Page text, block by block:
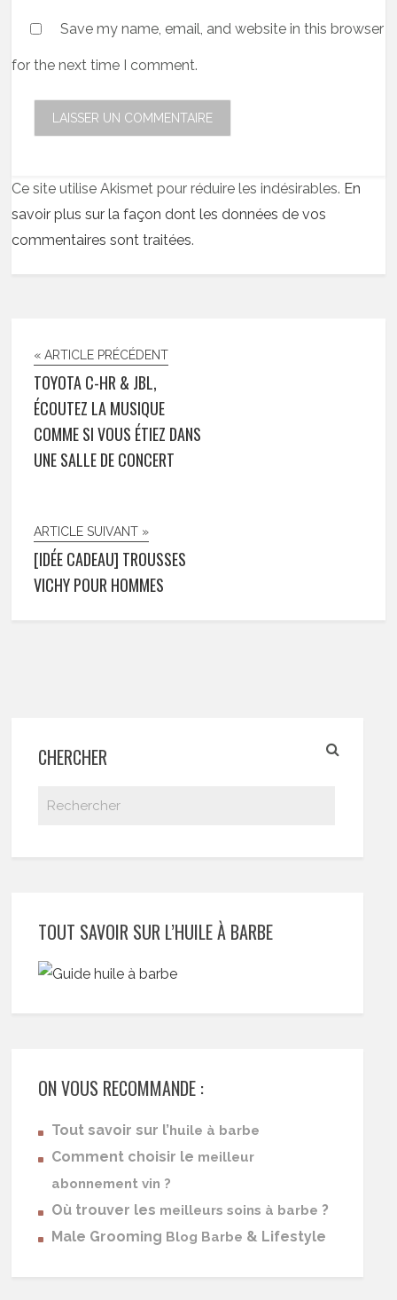
Save my name, email, and website in this browser
for the next time I comment.
Ce site utilise Akismet pour réduire les indésirables. En
savoir plus sur la façon dont les données de vos
commentaires sont traitées.
« ARTICLE PRÉCÉDENT
TOYOTA C-HR & JBL,
ÉCOUTEZ LA MUSIQUE
COMME SI VOUS ÉTIEZ DANS
UNE SALLE DE CONCERT
ARTICLE SUIVANT »
[IDÉE CADEAU] TROUSSES
VICHY POUR HOMMES
CHERCHER
TOUT SAVOIR SUR L’HUILE À BARBE
ON VOUS RECOMMANDE :
Tout savoir sur l’ huile à barbe
Comment choisir le meilleur
abonnement vin ?
Où trouver les meilleurs soins à barbe ?
Male Grooming Blog Barbe & Lifestyle